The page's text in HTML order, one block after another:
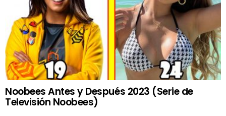
Noobees Antes y Después 2023 (Serie de
Televisión Noobees)